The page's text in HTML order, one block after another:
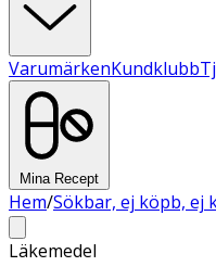
VarumärkenKundklubb
Mina Recept
Hem/Sökbar, ej köpb, ej
Läkemedel